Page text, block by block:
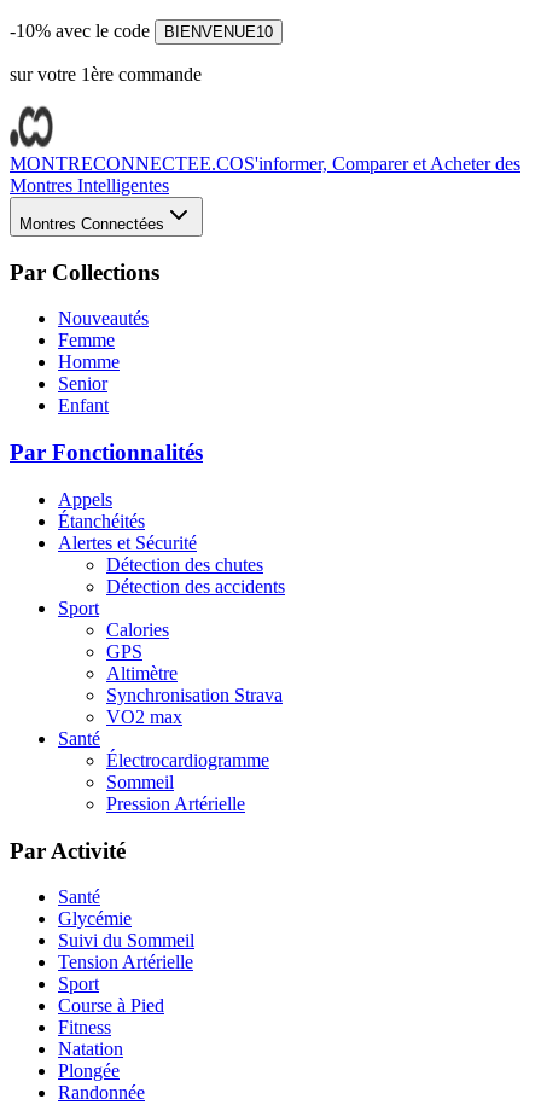
-10% avec le code BIENVENUE10
sur votre 1ère commande
MONTRECONNECTEE.COS'informer, Comparer et Acheter des
Montres Intelligentes
Montres Connectées
Par Collections
Nouveautés
Femme
Homme
Senior
Enfant
Par Fonctionnalités
Appels
Étanchéités
Alertes et Sécurité
Détection des chutes
Détection des accidents
Sport
Calories
GPS
Altimètre
Synchronisation Strava
VO2 max
Santé
Électrocardiogramme
Sommeil
Pression Artérielle
Par Activité
Santé
Glycémie
Suivi du Sommeil
Tension Artérielle
Sport
Course à Pied
Fitness
Natation
Plongée
Randonnée